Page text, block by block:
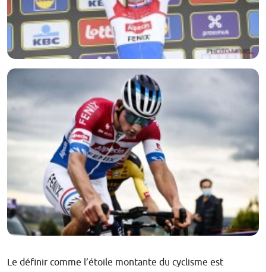
Le définir comme l’étoile montante du cyclisme est